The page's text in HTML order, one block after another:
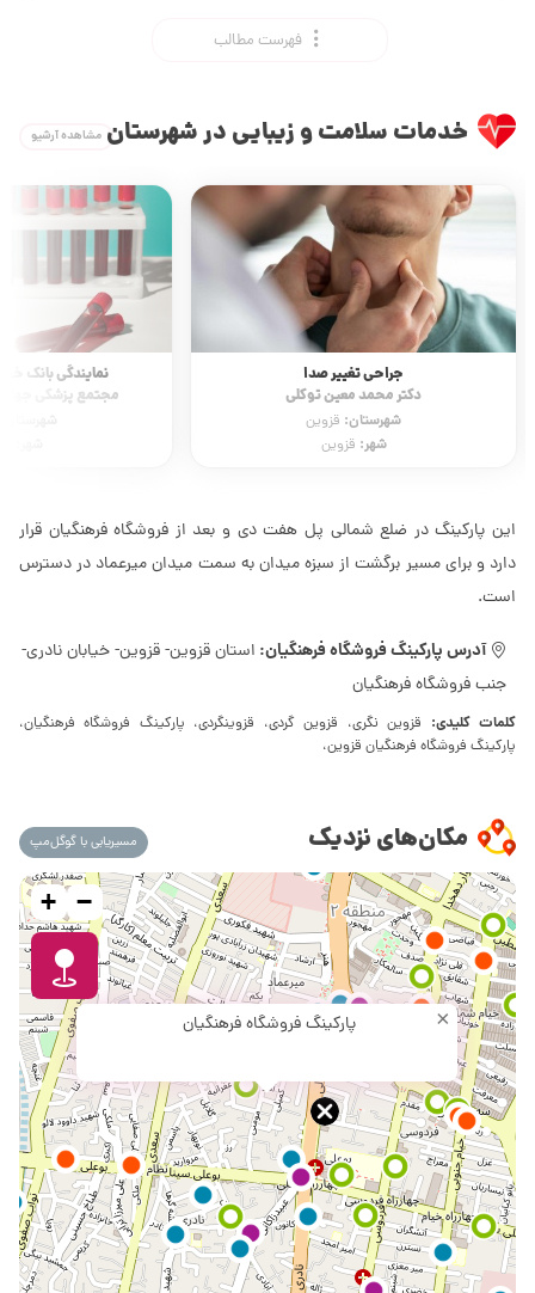
فهرست مطالب
خدمات سلامت و زیبایی در شهرستان مشاهده آرشیو
جراحی تغییر صدا
دکتر محمد معین توکلی
شهرستان: قزوین
شهر: قزوین
نمایندگی بانک
مجتمع پزشکی
این پارکینگ در ضلع شمالی پل هفت دی و بعد از فروشگاه فرهنگیان قرار
دارد و برای مسیر برگشت از سبزه میدان به سمت میدان میرعماد در دسترس
است.
آدرس پارکینگ فروشگاه فرهنگیان: استان قزوین- قزوین- خیابان نادری-
جنب فروشگاه فرهنگیان
کلمات کلیدی: قزوین نگری، قزوین گردی، قزوینگردی، پارکینگ فروشگاه فرهنگیان،
پارکینگ فروشگاه فرهنگیان قزوین،
مکان‌های نزدیک مسیریابی با گوگل‌مپ
پارکینگ فروشگاه فرهنگیان ×
+ −